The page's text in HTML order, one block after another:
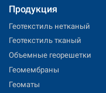
Продукция
Геотекстиль нетканый
Геотекстиль тканый
Объемные георешетки
Геомембраны
Геоматы